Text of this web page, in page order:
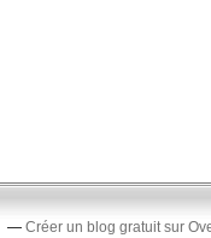
Créer un blog gratuit sur